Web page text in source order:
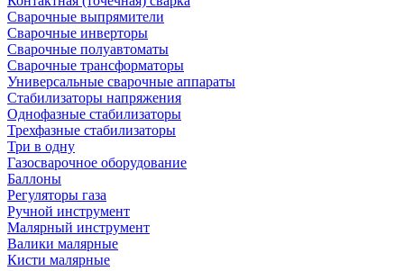
Сварочные выпрямители
Сварочные инверторы
Сварочные полуавтоматы
Сварочные трансформаторы
Универсальные сварочные аппараты
Стабилизаторы напряжения
Однофазные стабилизаторы
Трехфазные стабилизаторы
Три в одну
Газосварочное оборудование
Баллоны
Регуляторы газа
Ручной инструмент
Малярный инструмент
Валики малярные
Кисти малярные